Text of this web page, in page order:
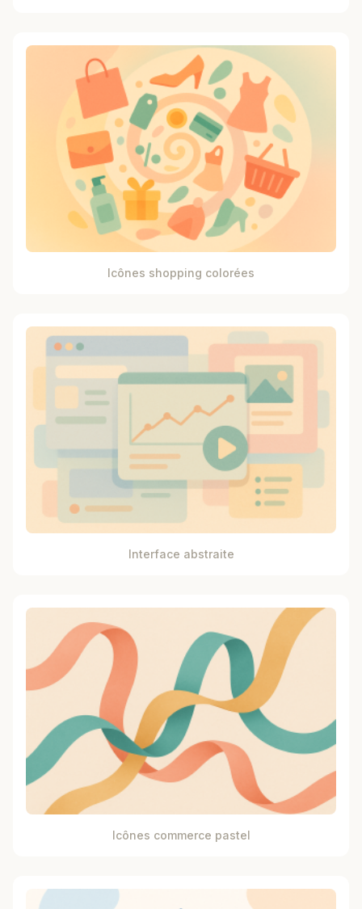
Icônes shopping colorées
Interface abstraite
Icônes commerce pastel